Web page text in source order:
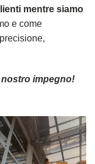
mentre siamo
e come
impegno!